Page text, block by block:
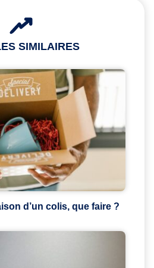
SIMILAIRES
d’un colis, que faire ?